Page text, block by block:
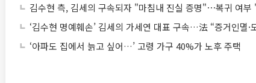
김수현 측, 김세의 구속되자 "마침내 진실 증명"⋯복귀 여부
‘김수현 명예훼손’ 김세의 가세연 대표 구속…法 “증거인멸·
‘아파도 집에서 늙고 싶어…’ 고령 가구 40%가 노후 주택